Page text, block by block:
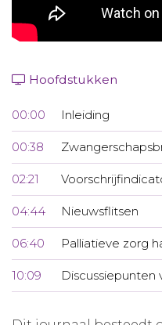
Hoofdstukken
00:00 Inleiding
00:38
02:21
04:44 Nieuwsflitsen
06:40 Palliatieve zorg
10:09 Discussiepunten